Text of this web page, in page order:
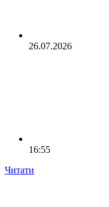
26.07.2026
16:55
Читати